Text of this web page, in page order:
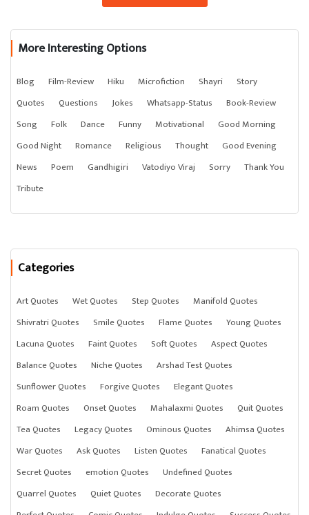
More Interesting Options
Blog Film-Review Hiku Microfiction Shayri
Story
Quotes
Questions Jokes Whatsapp-Status
Book-Review
Song
Folk Dance Funny Motivational
Good Morning
Good Night
Romance Religious Thought
Good Evening
News
Poem Gandhigiri Vatodiyo Viraj Sorry
Thank You
Tribute
Categories
Art Quotes Wet Quotes Step Quotes
Manifold Quotes
Shivratri Quotes
Smile Quotes Flame Quotes
Young Quotes
Lacuna Quotes
Faint Quotes Soft Quotes
Aspect Quotes
Balance Quotes
Niche Quotes
Arshad Test Quotes
Sunflower Quotes
Forgive Quotes
Elegant Quotes
Roam Quotes
Onset Quotes Mahalaxmi Quotes
Quit Quotes
Tea Quotes
Legacy Quotes Ominous Quotes
Ahimsa Quotes
War Quotes
Ask Quotes Listen Quotes
Fanatical Quotes
Secret Quotes
emotion Quotes
Undefined Quotes
Quarrel Quotes
Quiet Quotes
Decorate Quotes